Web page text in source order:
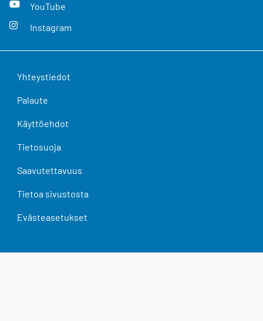
YouTube
Instagram
Yhteystiedot
Palaute
Käyttöehdot
Tietosuoja
Saavutettavuus
Tietoa sivustosta
Evästeasetukset